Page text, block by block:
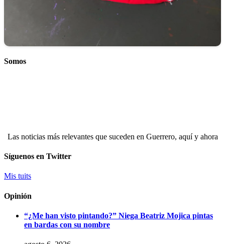
Somos
Las noticias más relevantes que suceden en Guerrero, aquí y ahora
Síguenos en Twitter
Mis tuits
Opinión
“¿Me han visto pintando?” Niega Beatriz Mojica pintas
en bardas con su nombre